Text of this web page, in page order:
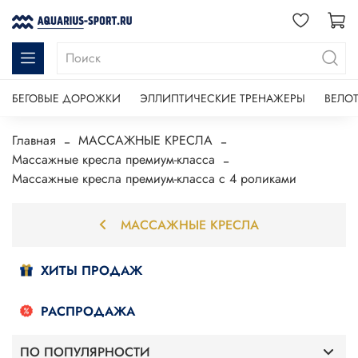
БЕГОВЫЕ ДОРОЖКИ ЭЛЛИПТИЧЕСКИЕ ТРЕНАЖЕРЫ
Главная
МАССАЖНЫЕ КРЕСЛА
Массажные кресла премиум-класса
Массажные кресла премиум-класса с 4 роликами
МАССАЖНЫЕ КРЕСЛА
ХИТЫ ПРОДАЖ
РАСПРОДАЖА
ПО ПОПУЛЯРНОСТИ